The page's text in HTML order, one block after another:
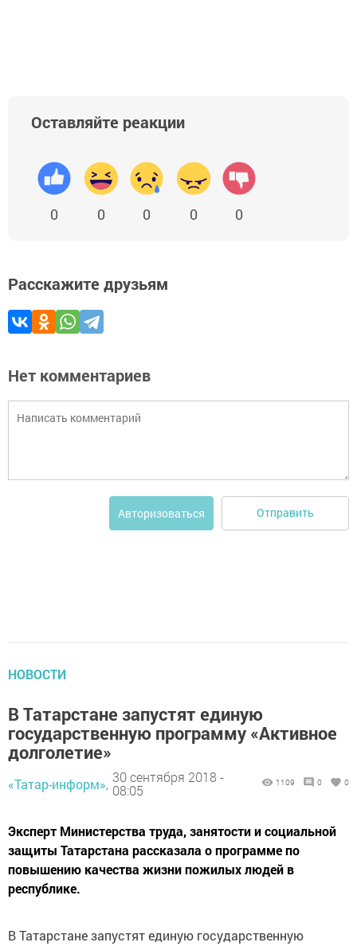
Оставляйте реакции
0 0 0 0 0
Расскажите друзьям
Нет комментариев
Авторизоваться Отправить
НОВОСТИ
В Татарстане запустят единую
государственную программу «Активное
долголетие»
«Татар-информ», 30 сентября 2018 -
08:05
1109 0 0
Эксперт Министерства труда, занятости и социальной
защиты Татарстана рассказала о программе по
повышению качества жизни пожилых людей в
республике.
В Татарстане запустят единую государственную